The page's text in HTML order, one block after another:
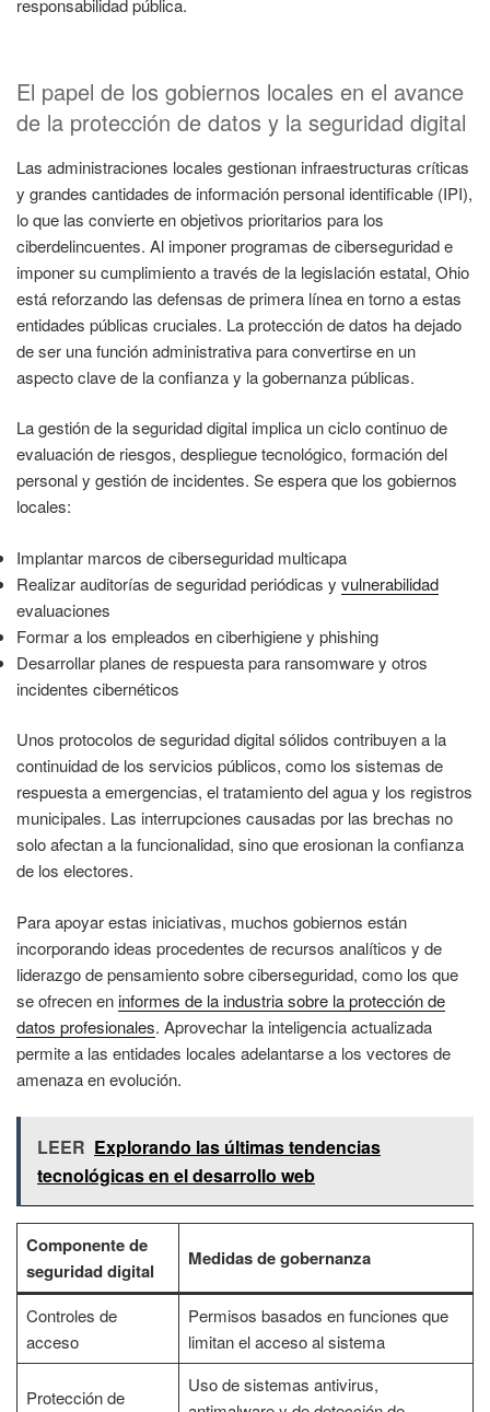
responsabilidad pública.
El papel de los gobiernos locales en el avance
de la protección de datos y la seguridad digital
Las administraciones locales gestionan infraestructuras críticas
y grandes cantidades de información personal identificable (IPI),
lo que las convierte en objetivos prioritarios para los
ciberdelincuentes. Al imponer programas de ciberseguridad e
imponer su cumplimiento a través de la legislación estatal, Ohio
está reforzando las defensas de primera línea en torno a estas
entidades públicas cruciales. La protección de datos ha dejado
de ser una función administrativa para convertirse en un
aspecto clave de la confianza y la gobernanza públicas.
La gestión de la seguridad digital implica un ciclo continuo de
evaluación de riesgos, despliegue tecnológico, formación del
personal y gestión de incidentes. Se espera que los gobiernos
locales:
Implantar marcos de ciberseguridad multicapa
Realizar auditorías de seguridad periódicas y vulnerabilidad
evaluaciones
Formar a los empleados en ciberhigiene y phishing
Desarrollar planes de respuesta para ransomware y otros
incidentes cibernéticos
Unos protocolos de seguridad digital sólidos contribuyen a la
continuidad de los servicios públicos, como los sistemas de
respuesta a emergencias, el tratamiento del agua y los registros
municipales. Las interrupciones causadas por las brechas no
solo afectan a la funcionalidad, sino que erosionan la confianza
de los electores.
Para apoyar estas iniciativas, muchos gobiernos están
incorporando ideas procedentes de recursos analíticos y de
liderazgo de pensamiento sobre ciberseguridad, como los que
se ofrecen eninformes de la industria sobre la protección de
datos profesionales. Aprovechar la inteligencia actualizada
permite a las entidades locales adelantarse a los vectores de
amenaza en evolución.
LEER Explorando las últimas tendencias
tecnológicas en el desarrollo web
Componente de
seguridad digital
Medidas de gobernanza
Controles de
acceso
Permisos basados en funciones que
limitan el acceso al sistema
Protección de
Uso de sistemas antivirus,